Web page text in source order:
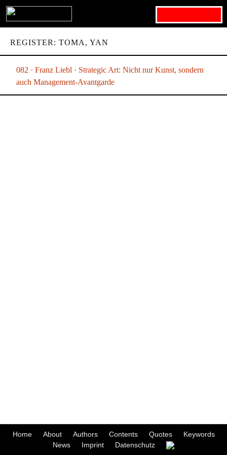
REGISTER: TOMA, YAN
082 · Franz Liebl · Strategic Art: Nicht nur Kunst, sondern
auch Management-Avantgarde
Home About Authors Contents Quotes
Keywords
News
Imprint Datenschutz